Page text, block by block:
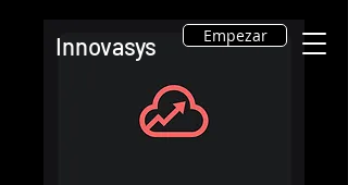
Innovasys Empezar